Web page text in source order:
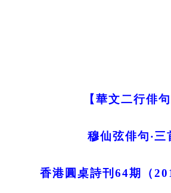
【華文二行俳句
穆仙弦俳句‧三
香港圓桌詩刊 64期（